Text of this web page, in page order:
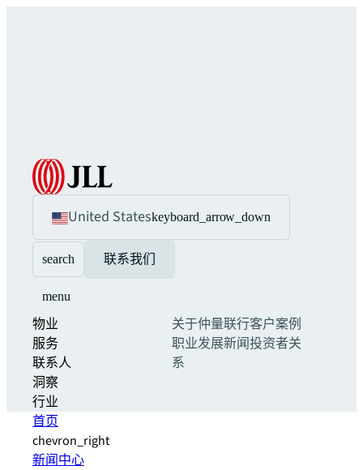
United Stateskeyboard_arrow_down
search 联系我们
menu
物业
服务
联系人
洞察
行业
关于仲量联行客户案例
职业发展新闻投资者关
系
首页
chevron_right
新闻中心